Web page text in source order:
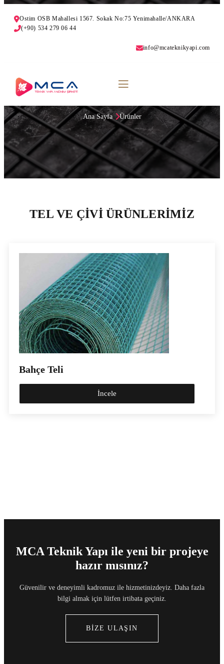
Ostim OSB Mahallesi 1567. Sokak No:75 Yenimahalle/ANKARA
(+90) 534 279 06 44
info@mcateknikyapi.com
TEL VE ÇİVİ ÜRÜNLERİMİZ
Ana Sayfa Ürünler
TEL VE ÇİVİ ÜRÜNLERİMİZ
Bahçe Teli
İncele
MCA Teknik Yapı ile yeni bir projeye
hazır mısınız?
Güvenilir ve deneyimli kadromuz ile hizmetinizdeyiz. Daha fazla
bilgi almak için lütfen irtibata geçiniz.
BİZE ULAŞIN